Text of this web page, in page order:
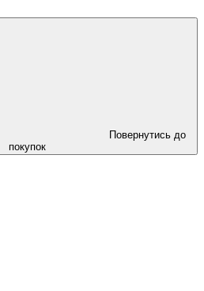
Повернутись до
покупок